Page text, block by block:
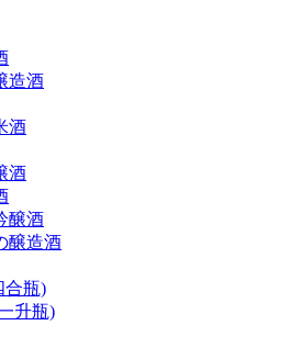
造酒
酒
酒
醸酒
醸造酒
合瓶)
升瓶)